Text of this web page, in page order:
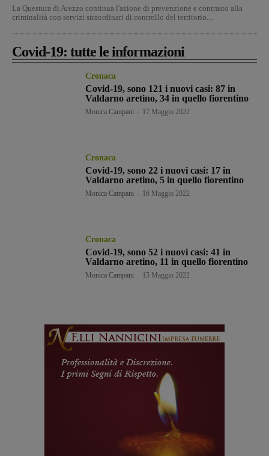
La Questura di Arezzo continua l'azione di prevenzione e contrasto alla
criminalità con servizi straordinari di controllo del territorio....
Covid-19: tutte le informazioni
Cronaca
Covid-19, sono 121 i nuovi casi: 87 in
Valdarno aretino, 34 in quello fiorentino
Monica Campani 17 Maggio 2022
Cronaca
Covid-19, sono 22 i nuovi casi: 17 in
Valdarno aretino, 5 in quello fiorentino
Monica Campani 16 Maggio 2022
Cronaca
Covid-19, sono 52 i nuovi casi: 41 in
Valdarno aretino, 11 in quello fiorentino
Monica Campani 15 Maggio 2022